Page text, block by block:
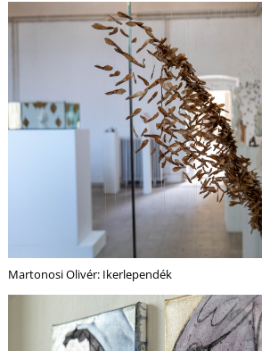
Martonosi Olivér: Ikerlependék